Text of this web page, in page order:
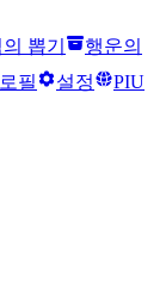
뽑기
행운의
필 설정
PIU